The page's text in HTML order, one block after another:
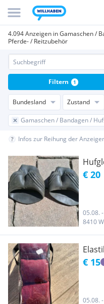
4.094 Anzeigen in Gamaschen /
Pferde- / Reitzubehör
Bundesland Zustand
Gamaschen / Bandagen /
Filtern 1
Infos zur Reihung der
€ 20
05.08.
8410
€ 15
05.08.